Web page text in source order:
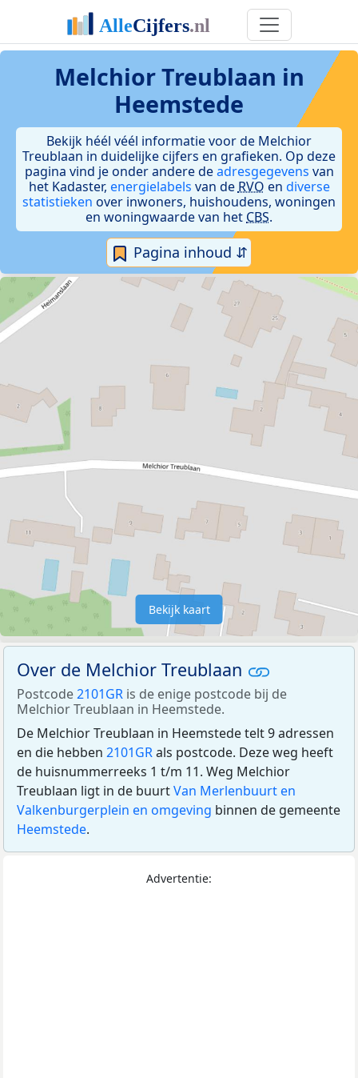
Melchior Treublaan in
Heemstede
Bekijk héél véél informatie voor de Melchior
Treublaan in duidelijke cijfers en grafieken. Op deze
pagina vind je onder andere deadresgegevens van
het Kadaster, energielabels van de RVO en diverse
statistieken over inwoners, huishoudens, woningen
en woningwaarde van het CBS.
Pagina inhoud ⇵
Bekijk kaart
Over de Melchior Treublaan
Postcode2101GR is de enige postcode bij de
Melchior Treublaan in Heemstede.
De Melchior Treublaan in Heemstede telt 9 adressen
en die hebben 2101GRals postcode. Deze weg heeft
de huisnummerreeks 1 t/m 11. Weg Melchior
Treublaan ligt in de buurtVan Merlenbuurt en
Valkenburgerplein en omgeving binnen de gemeente
Heemstede.
Advertentie: